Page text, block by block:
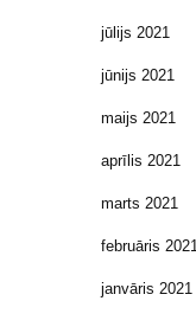
jūlijs 2021
jūnijs 2021
maijs 2021
aprīlis 2021
marts 2021
februāris 2021
janvāris 2021